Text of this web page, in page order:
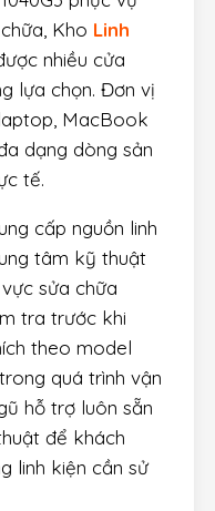
Kho Linh
nhiều cửa
lựa chọn. Đơn vị
MacBook
dạng dòng sản
tế.
cấp nguồn linh
tâm kỹ thuật
sửa chữa
tra trước khi
theo model
quá trình vận
hỗ trợ luôn sẵn
để khách
linh kiện cần sử